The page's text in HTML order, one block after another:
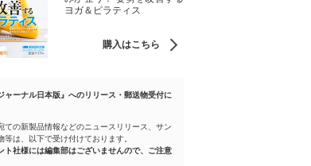
ヨガ＆ピラティス
購入はこちら
ャーナル日本版』へのリリース・郵送物受付に
ての新製品情報などのニュースリリース、サン
等は、以下で受け付けております。
ト社様には編集部はございませんので、ご注意